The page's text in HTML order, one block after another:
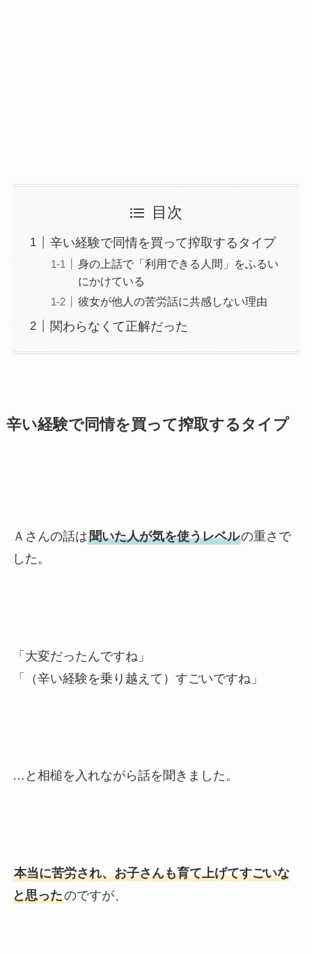
目次
辛い経験で同情を買って搾取するタイプ
身の上話で「利用できる人間」をふるい
にかけている
彼女が他人の苦労話に共感しない理由
関わらなくて正解だった
辛い経験で同情を買って搾取するタイプ
Ａさんの話は聞いた人が気を使うレベルの重さで
した。
「大変だったんですね」
「（辛い経験を乗り越えて）すごいですね」
…と相槌を入れながら話を聞きました。
本当に苦労され、お子さんも育て上げてすごいな
と思ったのですが、